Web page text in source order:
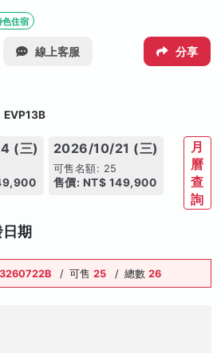
色住宿
線上客服 分享
EVP13B
(三) 2026/10/21 (三)
可售名額: 25
售價: NT$ 149,900
月
曆
查
詢
期
/ 可售 25 / 總數 26